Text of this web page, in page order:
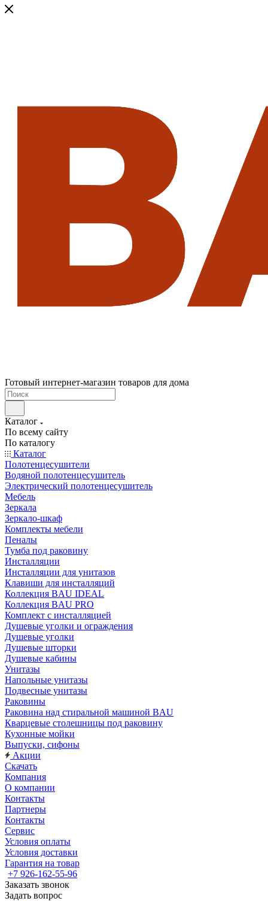
Готовый интернет-магазин товаров для дома
Каталог
По всему сайту
По каталогу
Каталог
Полотенцесушители
Водяной полотенцесушитель
Электрический полотенцесушитель
Мебель
Зеркала
Зеркало-шкаф
Комплекты мебели
Пеналы
Тумба под раковину
Инсталляции
Инсталляции для унитазов
Клавиши для инсталляций
Коллекция BAU IDEAL
Коллекция BAU PRO
Комплект с инсталляцией
Душевые уголки и ограждения
Душевые уголки
Душевые шторки
Душевые кабины
Унитазы
Напольные унитазы
Подвесные унитазы
Раковины
Раковина над стиральной машиной BAU
Кварцевые столешницы под раковину
Кухонные мойки
Выпуски, сифоны
Акции
Скачать
Компания
О компании
Контакты
Партнеры
Контакты
Сервис
Условия оплаты
Условия доставки
Гарантия на товар
+7 926-162-55-96
Заказать звонок
Задать вопрос